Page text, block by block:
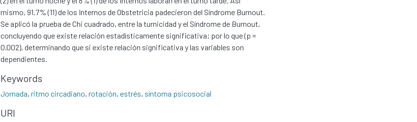
mismo, 91.7% (11) de los Internos de Obstetricia padecieron del Síndrome Burnout.
Se aplicó la prueba de Chi cuadrado, entre la turnicidad y el Síndrome de Burnout,
concluyendo que existe relación estadísticamente significativa; por lo que (p =
0.002), determinando que si existe relación significativa y las variables son
dependientes.
Keywords
Jornada, ritmo circadiano, rotación, estrés, síntoma psicosocial
URI